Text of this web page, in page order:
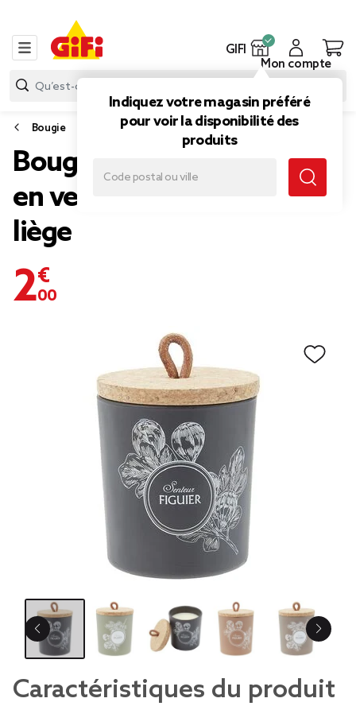
GIFI
Indiquez votre magasin préféré
pour voir la disponibilité des
produits
Mon compte
Bougie
Bougie parfumée dans pot
en verre et couvercle en
liège
2,00 €
Caractéristiques du produit